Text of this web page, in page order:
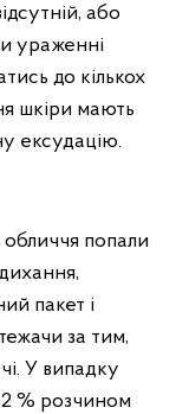
або
ураженні
до кількох
шкіри мають
ексудацію.
попали
пакет і
за тим,
У випадку
% розчином